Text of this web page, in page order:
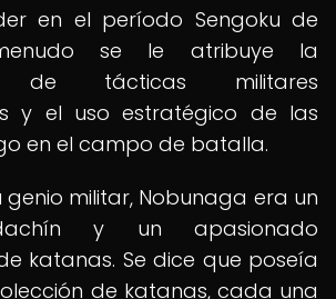
en el período Sengoku de
se le atribuye la
de tácticas militares
y el uso estratégico de las
en el campo de batalla.
militar, Nobunaga era un
y un apasionado
katanas. Se dice que poseía
de katanas, cada una